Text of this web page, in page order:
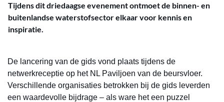
Tijdens dit driedaagse evenement ontmoet de binnen- en
buitenlandse waterstofsector elkaar voor kennis en
inspiratie.
De lancering van de gids vond plaats tijdens de
netwerkreceptie op het NL Paviljoen van de beursvloer.
Verschillende organisaties betrokken bij de gids leverden
een waardevolle bijdrage – als ware het een puzzel